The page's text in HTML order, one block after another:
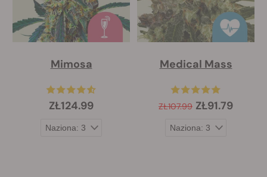
Mimosa
ZŁ124.99
Medical Mass
ZŁ107.99 ZŁ91.79